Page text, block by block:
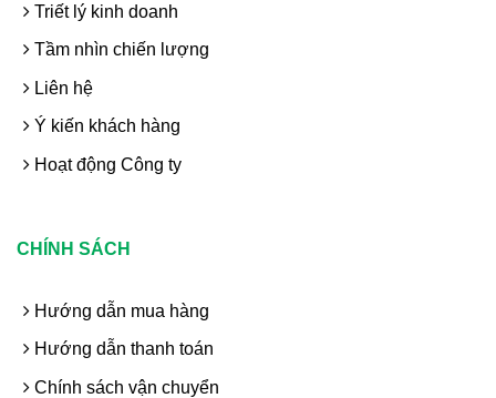
Triết lý kinh doanh
Tầm nhìn chiến lượng
Liên hệ
Ý kiến khách hàng
Hoạt động Công ty
CHÍNH SÁCH
Hướng dẫn mua hàng
Hướng dẫn thanh toán
Chính sách vận chuyển